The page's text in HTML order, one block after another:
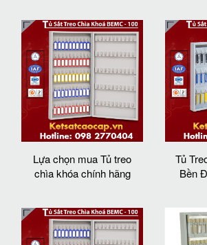
Lựa chọn mua Tủ treo
chìa khóa chính hãng
Tủ
Bền